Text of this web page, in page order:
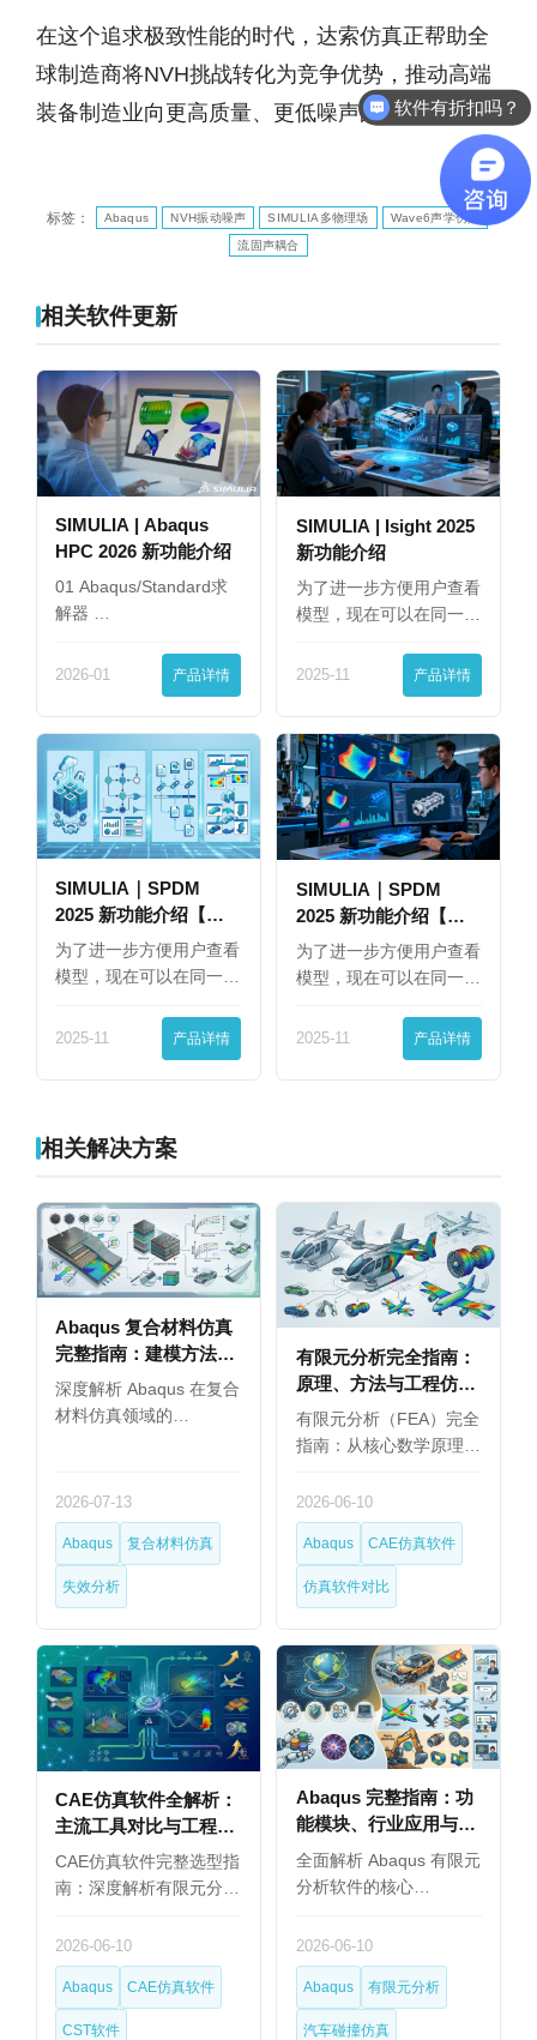
在这个追求极致性能的时代，达索仿真正帮助全
球制造商将NVH挑战转化为竞争优势，推动高端
装备制造业向更高质量、更低噪声的未来迈进。
标签： Abaqus NVH振动噪声 SIMULIA多物理场 Wave6声学仿真
流固声耦合
相关软件更新
SIMULIA | Abaqus
HPC 2026 新功能介绍
01 Abaqus/Standard求
解器 …
2026-01 产品详情
SIMULIA | Isight 2025
新功能介绍
为了进一步方便用户查看
模型，现在可以在同一
2025-11 产品详情
SIMULIA｜SPDM
2025 新功能介绍【下
篇】
为了进一步方便用户查看
模型，现在可以在同一
2025-11 产品详情
SIMULIA｜SPDM
2025 新功能介绍【上
篇】
为了进一步方便用户查看
模型，现在可以在同一
2025-11 产品详情
相关解决方案
Abaqus 复合材料仿真
完整指南：建模方法、
失效分析与行业应用
（2026）
深度解析 Abaqus 在复合
材料仿真领域的…
2026-07-13
Abaqus 复合材料仿真
失效分析
有限元分析完全指南：
原理、方法与工程仿真
软件选型（2026）
有限元分析（FEA）完全
指南：从核心数学原理…
2026-06-10
Abaqus CAE仿真软件
仿真软件对比
CAE仿真软件全解析：
主流工具对比与工程师
选型指南
CAE仿真软件完整选型指
南：深度解析有限元分…
2026-06-10
Abaqus CAE仿真软件
CST软件
Abaqus 完整指南：功
能模块、行业应用与选
型建议（2026）
全面解析 Abaqus 有限元
分析软件的核心…
2026-06-10
Abaqus 有限元分析
汽车碰撞仿真
软件有折扣吗？